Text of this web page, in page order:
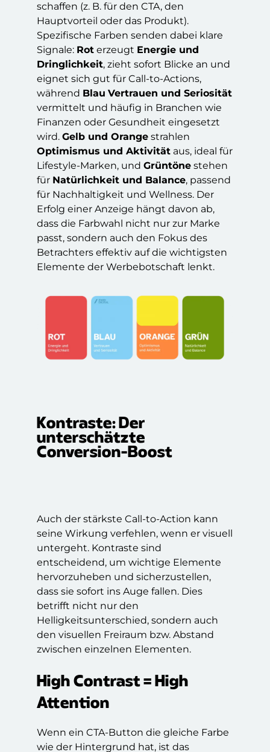
schaffen (z. B. für den CTA, den
Hauptvorteil oder das Produkt).
Spezifische Farben senden dabei klare
Signale: Rot erzeugt Energie und
Dringlichkeit, zieht sofort Blicke an und
eignet sich gut für Call-to-Actions,
während Blau Vertrauen und Seriosität
vermittelt und häufig in Branchen wie
Finanzen oder Gesundheit eingesetzt
wird. Gelb und Orange strahlen
Optimismus und Aktivität aus, ideal für
Lifestyle-Marken, und Grüntöne stehen
für Natürlichkeit und Balance, passend
für Nachhaltigkeit und Wellness. Der
Erfolg einer Anzeige hängt davon ab,
dass die Farbwahl nicht nur zur Marke
passt, sondern auch den Fokus des
Betrachters effektiv auf die wichtigsten
Elemente der Werbebotschaft lenkt.
Kontraste: Der
unterschätzte
Conversion-Boost
Auch der stärkste Call-to-Action kann
seine Wirkung verfehlen, wenn er visuell
untergeht. Kontraste sind
entscheidend, um wichtige Elemente
hervorzuheben und sicherzustellen,
dass sie sofort ins Auge fallen. Dies
betrifft nicht nur den
Helligkeitsunterschied, sondern auch
den visuellen Freiraum bzw. Abstand
zwischen einzelnen Elementen.
High Contrast = High
Attention
Wenn ein CTA-Button die gleiche Farbe
wie der Hintergrund hat, ist das